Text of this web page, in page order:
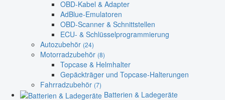
OBD-Kabel & Adapter
AdBlue-Emulatoren
OBD-Scanner & Schnittstellen
ECU- & Schlüsselprogrammierung
Autozubehör (24)
Motorradzubehör (8)
Topcase & Helmhalter
Gepäckträger und Topcase-Halterungen
Fahrradzubehör (7)
Batterien & Ladegeräte